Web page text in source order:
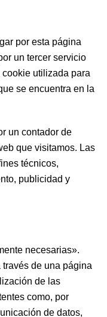
por esta página
un tercer servicio
utilizada para
se encuentra en la
un contador de
que visitamos. Las
técnicos,
publicidad y
necesarias».
de una página
de las
como, por
de datos,